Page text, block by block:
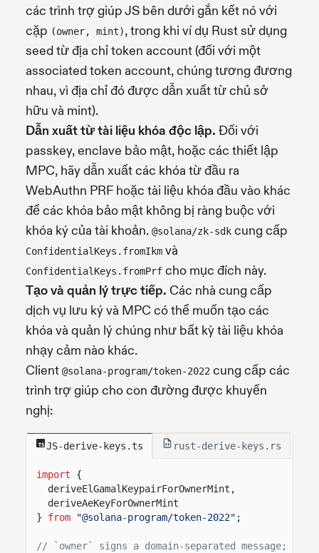
các trình trợ giúp JS bên dưới gắn kết nó với
cặp (owner, mint), trong khi ví dụ Rust sử dụng
seed từ địa chỉ token account (đối với một
associated token account, chúng tương đương
nhau, vì địa chỉ đó được dẫn xuất từ chủ sở
hữu và mint).
Dẫn xuất từ tài liệu khóa độc lập. Đối với
passkey, enclave bảo mật, hoặc các thiết lập
MPC, hãy dẫn xuất các khóa từ đầu ra
WebAuthn PRF hoặc tài liệu khóa đầu vào khác
để các khóa bảo mật không bị ràng buộc với
khóa ký của tài khoản. @solana/zk-sdk cung cấp
ConfidentialKeys.fromIkm và
ConfidentialKeys.fromPrf cho mục đích này.
Tạo và quản lý trực tiếp. Các nhà cung cấp
dịch vụ lưu ký và MPC có thể muốn tạo các
khóa và quản lý chúng như bất kỳ tài liệu khóa
nhạy cảm nào khác.
Client @solana-program/token-2022 cung cấp các
trình trợ giúp cho con đường được khuyến
nghị:
JS-derive-keys.ts rust-derive-keys.rs
import
{
deriveElGamalKeypairForOwnerMint,
deriveAeKeyForOwnerMint
}
from "@solana-program/token-2022" ;
// `owner` signs a domain-separated message;